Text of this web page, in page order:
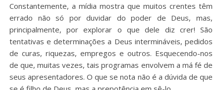
Constantemente, a mídia mostra que muitos crentes têm
errado não só por duvidar do poder de Deus, mas,
principalmente, por explorar o que dele diz crer! São
tentativas e determinações a Deus intermináveis, pedidos
de curas, riquezas, empregos e outros. Esquecendo-nos
de que, muitas vezes, tais programas envolvem a má fé de
seus apresentadores. O que se nota não é a dúvida de que